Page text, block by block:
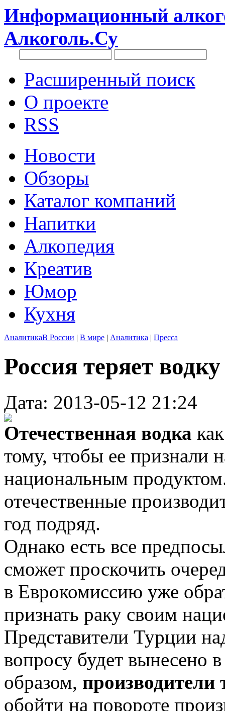
Информационный
Алкоголь.Су
Расширенный поиск
О проекте
RSS
Новости
Обзоры
Каталог компаний
Напитки
Алкопедия
Креатив
Юмор
Кухня
АналитикаВ России | В мире | Аналитика | Пресса
Россия теряет водку
Дата: 2013-05-12 21:24
Отечественная водка
тому, чтобы ее признали
национальным
отечественные
год подряд.
Однако есть все
сможет проскочить
в Еврокомиссию уже
признать раку своим
Представители Турции
вопросу будет вынесено
образом, производители
обойти на повороте